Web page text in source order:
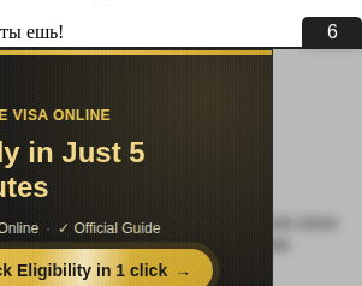
5
ешь!
(целиком или частично) или иное
без письменного разрешения
Calorizator.ru не допускается.